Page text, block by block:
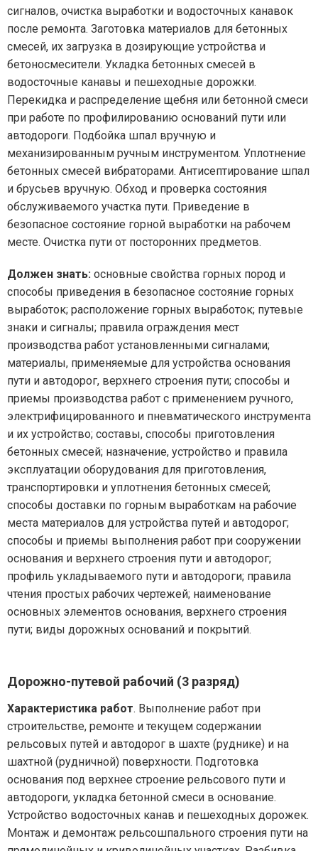
сигналов, очистка выработки и водосточных канавок
после ремонта. Заготовка материалов для бетонных
смесей, их загрузка в дозирующие устройства и
бетоносмесители. Укладка бетонных смесей в
водосточные канавы и пешеходные дорожки.
Перекидка и распределение щебня или бетонной смеси
при работе по профилированию оснований пути или
автодороги. Подбойка шпал вручную и
механизированным ручным инструментом. Уплотнение
бетонных смесей вибраторами. Антисептирование шпал
и брусьев вручную. Обход и проверка состояния
обслуживаемого участка пути. Приведение в
безопасное состояние горной выработки на рабочем
месте. Очистка пути от посторонних предметов.
Должен знать: основные свойства горных пород и
способы приведения в безопасное состояние горных
выработок; расположение горных выработок; путевые
знаки и сигналы; правила ограждения мест
производства работ установленными сигналами;
материалы, применяемые для устройства основания
пути и автодорог, верхнего строения пути; способы и
приемы производства работ с применением ручного,
электрифицированного и пневматического инструмента
и их устройство; составы, способы приготовления
бетонных смесей; назначение, устройство и правила
эксплуатации оборудования для приготовления,
транспортировки и уплотнения бетонных смесей;
способы доставки по горным выработкам на рабочие
места материалов для устройства путей и автодорог;
способы и приемы выполнения работ при сооружении
основания и верхнего строения пути и автодорог;
профиль укладываемого пути и автодороги; правила
чтения простых рабочих чертежей; наименование
основных элементов основания, верхнего строения
пути; виды дорожных оснований и покрытий.
Дорожно-путевой рабочий (3 разряд)
Характеристика работ. Выполнение работ при
строительстве, ремонте и текущем содержании
рельсовых путей и автодорог в шахте (руднике) и на
шахтной (рудничной) поверхности. Подготовка
основания под верхнее строение рельсового пути и
автодороги, укладка бетонной смеси в основание.
Устройство водосточных канав и пешеходных дорожек.
Монтаж и демонтаж рельсошпального строения пути на